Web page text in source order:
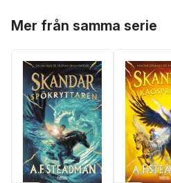
Mer från samma serie